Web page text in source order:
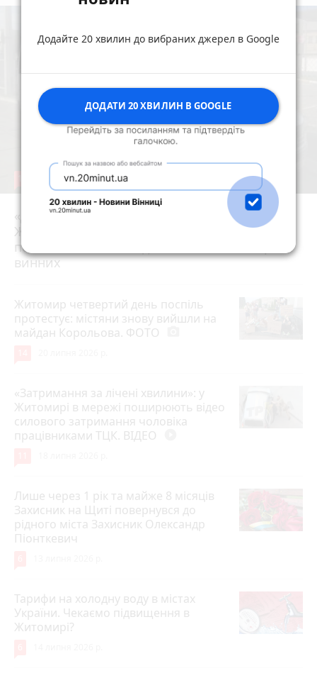
«Для них не знайшлося місця?» На
Житомирщині маршрутки двічі проїхали
повз військових: люди вимагають покарати
винних
17 липня 2026 р.
Житомир четвертий день поспіль
протестує: містяни знову вийшли на
майдан Корольова. ФОТО
«Затримання за лічені хвилини»: у
Житомирі в мережі поширюють відео
силового затримання чоловіка
працівниками ТЦК. ВІДЕО
Лише через 1 рік та майже 8 місяців
Захисник на Щиті повернувся до
рідного міста Захисник Олександр
Піонткевич
Тарифи на холодну воду в містах
України. Чекаємо підвищення в
Житомирі?
Додайте 20 хвилин до вибраних джерел в Google
ДОДАТИ 20 ХВИЛИН В GOOGLE